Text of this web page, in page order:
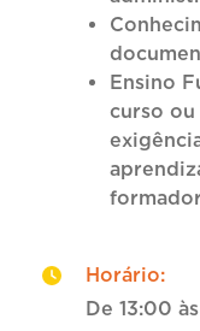
Ensino
curso
Horário:
De 13:00